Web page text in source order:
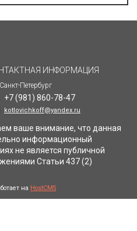
ИНФОРМАЦИЯ
Петербург
+7 (981) 860-78-47
kotlovichkoff@yandex.ru
ваше внимание, что данная
информационный
не является публичной
Статьи 437 (2)
на HostCMS